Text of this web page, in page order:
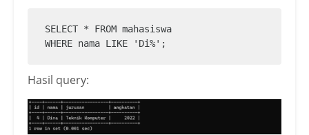
SELECT * FROM mahasiswa
WHERE nama LIKE 'Di%';
Hasil query: